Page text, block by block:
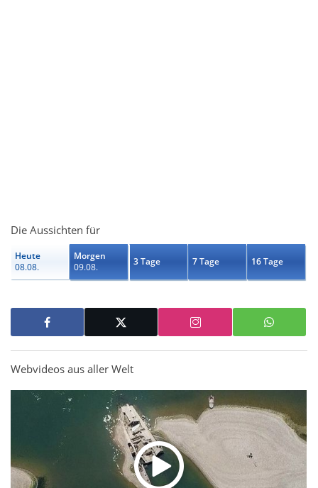
Die Aussichten für
Heute
08.08.
Morgen
09.08.
3 Tage 7 Tage 16 Tage
Webvideos aus aller Welt